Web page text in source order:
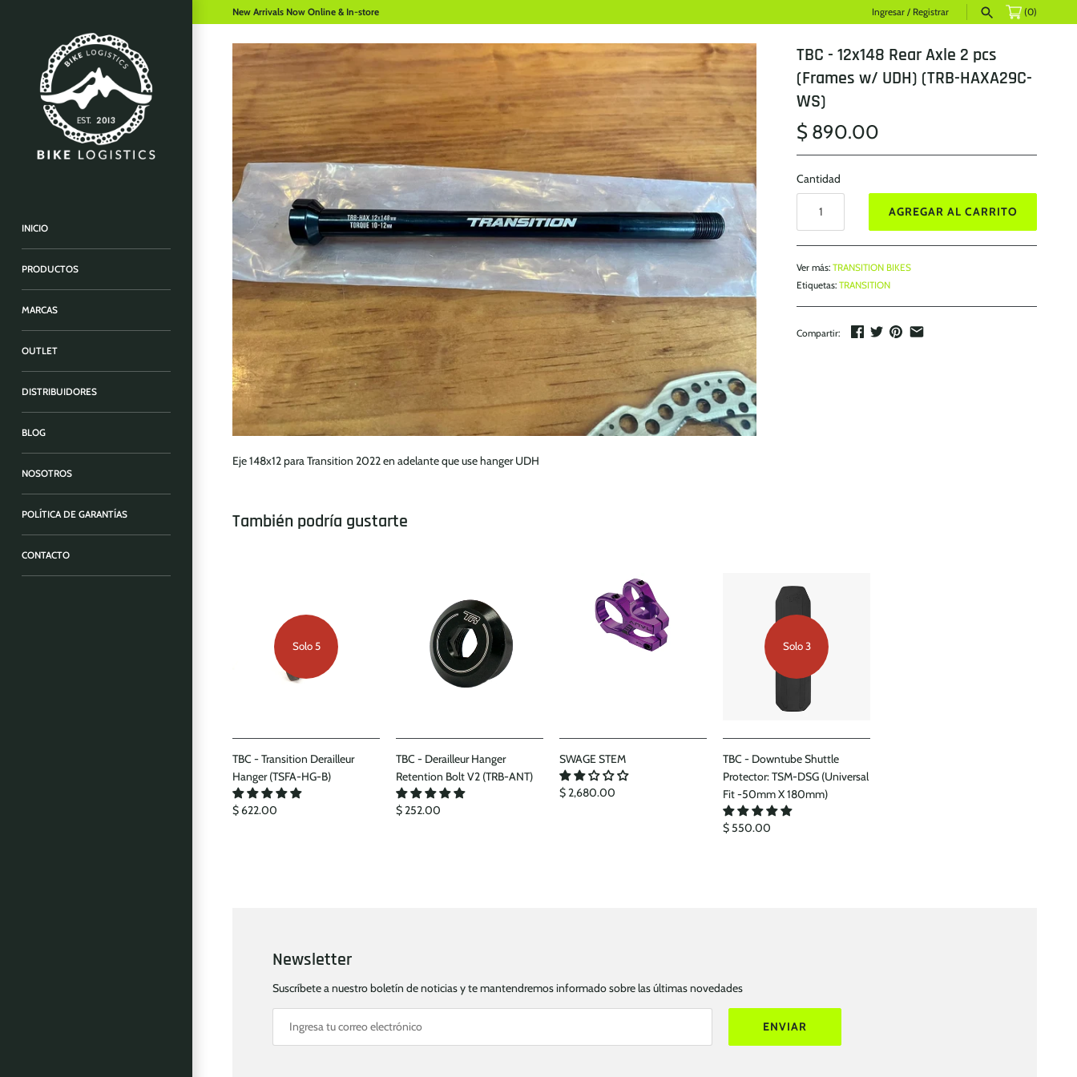
New Arrivals Now Online & In-store Ingresar / Registrar (0)
INICIO
PRODUCTOS
MARCAS
OUTLET
DISTRIBUIDORES
BLOG
NOSOTROS
POLÍTICA DE GARANTÍAS
CONTACTO
TBC - 12x148 Rear Axle 2 pcs
(Frames w/ UDH) (TRB-HAXA29C-
WS)
$ 890.00
Cantidad
AGREGAR AL CARRITO
Ver más: TRANSITION BIKES
Etiquetas: TRANSITION
Compartir:
Eje 148x12 para Transition 2022 en adelante que use hanger UDH
También podría gustarte
Solo 5
TBC - Transition Derailleur
Hanger (TSFA-HG-B)
$ 622.00
TBC - Derailleur Hanger
Retention Bolt V2 (TRB-ANT)
$ 252.00
SWAGE STEM
$ 2,680.00
Solo 3
TBC - Downtube Shuttle
Protector: TSM-DSG (Universal
Fit -50mm X 180mm)
$ 550.00
Newsletter
Suscríbete a nuestro boletín de noticias y te mantendremos informado sobre las últimas novedades
ENVIAR